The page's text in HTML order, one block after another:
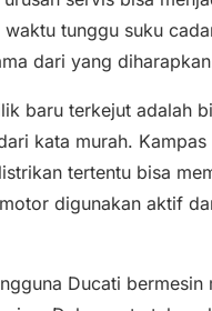
tunggu suku
dari yang
baru terkejut adalah
kata murah.
tertentu bisa
digunakan aktif
Ducati bermesin